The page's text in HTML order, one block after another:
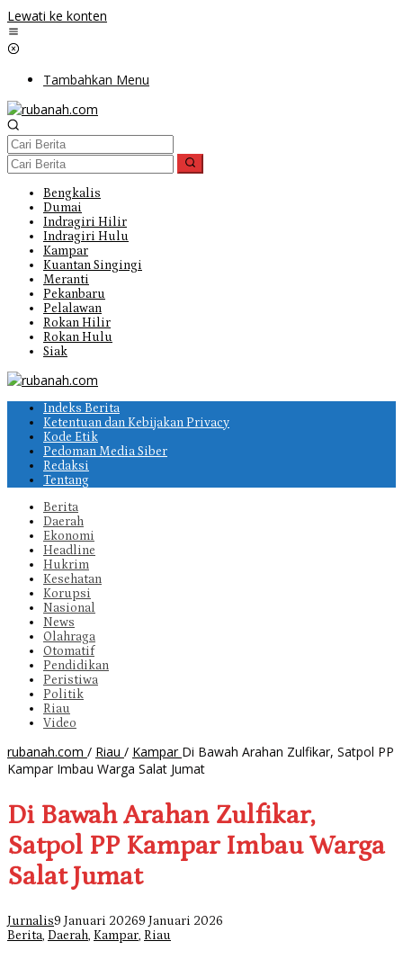
Lewati ke konten
Tambahkan Menu
Bengkalis
Dumai
Indragiri Hilir
Indragiri Hulu
Kampar
Kuantan Singingi
Meranti
Pekanbaru
Pelalawan
Rokan Hilir
Rokan Hulu
Siak
Indeks Berita
Ketentuan dan Kebijakan Privacy
Kode Etik
Pedoman Media Siber
Redaksi
Tentang
Berita
Daerah
Ekonomi
Headline
Hukrim
Kesehatan
Korupsi
Nasional
News
Olahraga
Otomatif
Pendidikan
Peristiwa
Politik
Riau
Video
rubanah.com / Riau / Kampar Di Bawah Arahan Zulfikar, Satpol PP
Kampar Imbau Warga Salat Jumat
Di Bawah Arahan Zulfikar,
Satpol PP Kampar Imbau Warga
Salat Jumat
Jurnalis9 Januari 20269 Januari 2026
Berita, Daerah, Kampar, Riau